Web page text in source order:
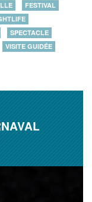
FESTIVAL
SPECTACLE
VISITE GUIDÉE